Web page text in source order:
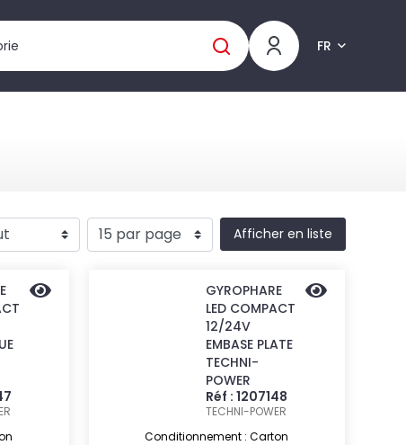
FR
Afficher en liste
GYROPHARE
LED COMPACT
12/24V
EMBASE PLATE
TECHNI-
POWER
Réf : 1207148
TECHNI-POWER
Conditionnement : Carton